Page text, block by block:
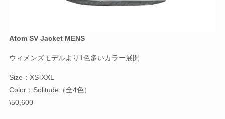
Atom SV Jacket MENS
ウィメンズモデルより1色多いカラー展開
Size：XS-XXL
Color：Solitude（全4色）
\50,600